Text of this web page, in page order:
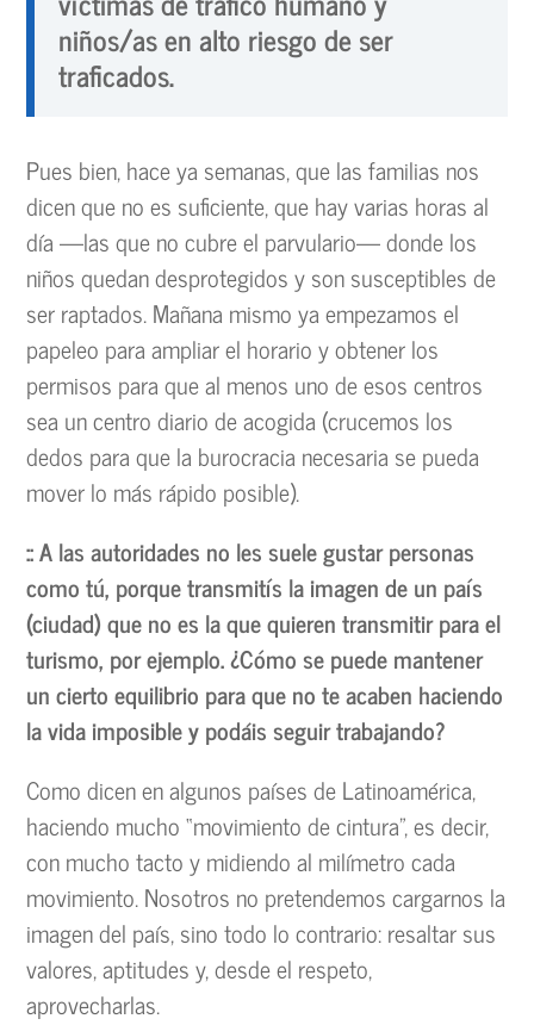
niños/as en alto riesgo de ser
traficados.
Pues bien, hace ya semanas, que las familias nos
dicen que no es suficiente, que hay varias horas al
día —las que no cubre el parvulario— donde los
niños quedan desprotegidos y son susceptibles de
ser raptados. Mañana mismo ya empezamos el
papeleo para ampliar el horario y obtener los
permisos para que al menos uno de esos centros
sea un centro diario de acogida (crucemos los
dedos para que la burocracia necesaria se pueda
mover lo más rápido posible).
:: A las autoridades no les suele gustar personas
como tú, porque transmitís la imagen de un país
(ciudad) que no es la que quieren transmitir para el
turismo, por ejemplo. ¿Cómo se puede mantener
un cierto equilibrio para que no te acaben haciendo
la vida imposible y podáis seguir trabajando?
Como dicen en algunos países de Latinoamérica,
haciendo mucho “movimiento de cintura”, es decir,
con mucho tacto y midiendo al milímetro cada
movimiento. Nosotros no pretendemos cargarnos la
imagen del país, sino todo lo contrario: resaltar sus
valores, aptitudes y, desde el respeto,
aprovecharlas.